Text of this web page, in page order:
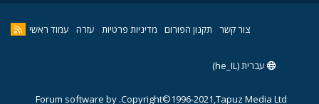
צור קשר תקנון הפורום מדיניות פרטיות עזרה עמוד ראשי
עברית (he_IL)
Copyright©1996-2021,Tapuz Media Ltd.
Forum software by